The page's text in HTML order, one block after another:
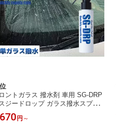
位
ントガラス 撥水剤 車用 SG-DRP
ジードロップ ガラス撥水スプレ
シリコン系 簡単施工 シロキサン配
瞬間撥水 雨の日の視界をクリアに
円 ～